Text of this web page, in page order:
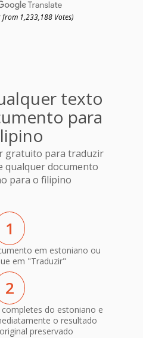
from 1,233,188 Votes)
texto
para
gratuito para traduzir
qualquer documento
para o filipino
1
em estoniano ou
em "Traduzir"
2
do estoniano e
o resultado
preservado